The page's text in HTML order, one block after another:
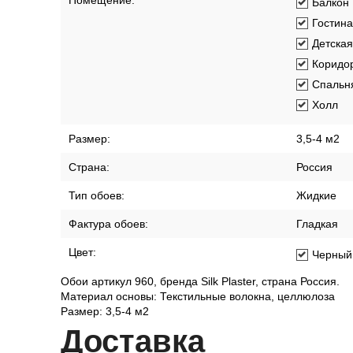
Детская
Холл
Размер: 3,5-4 м2
Страна: Россия
Тип обоев: Жидкие
Фактура обоев: Гладкая
Цвет: Черный
Обои артикул 960, бренда Silk Plaster, страна Россия.
Материал основы: Текстильные волокна, целлюлоза
Размер: 3,5-4 м2
Доставка